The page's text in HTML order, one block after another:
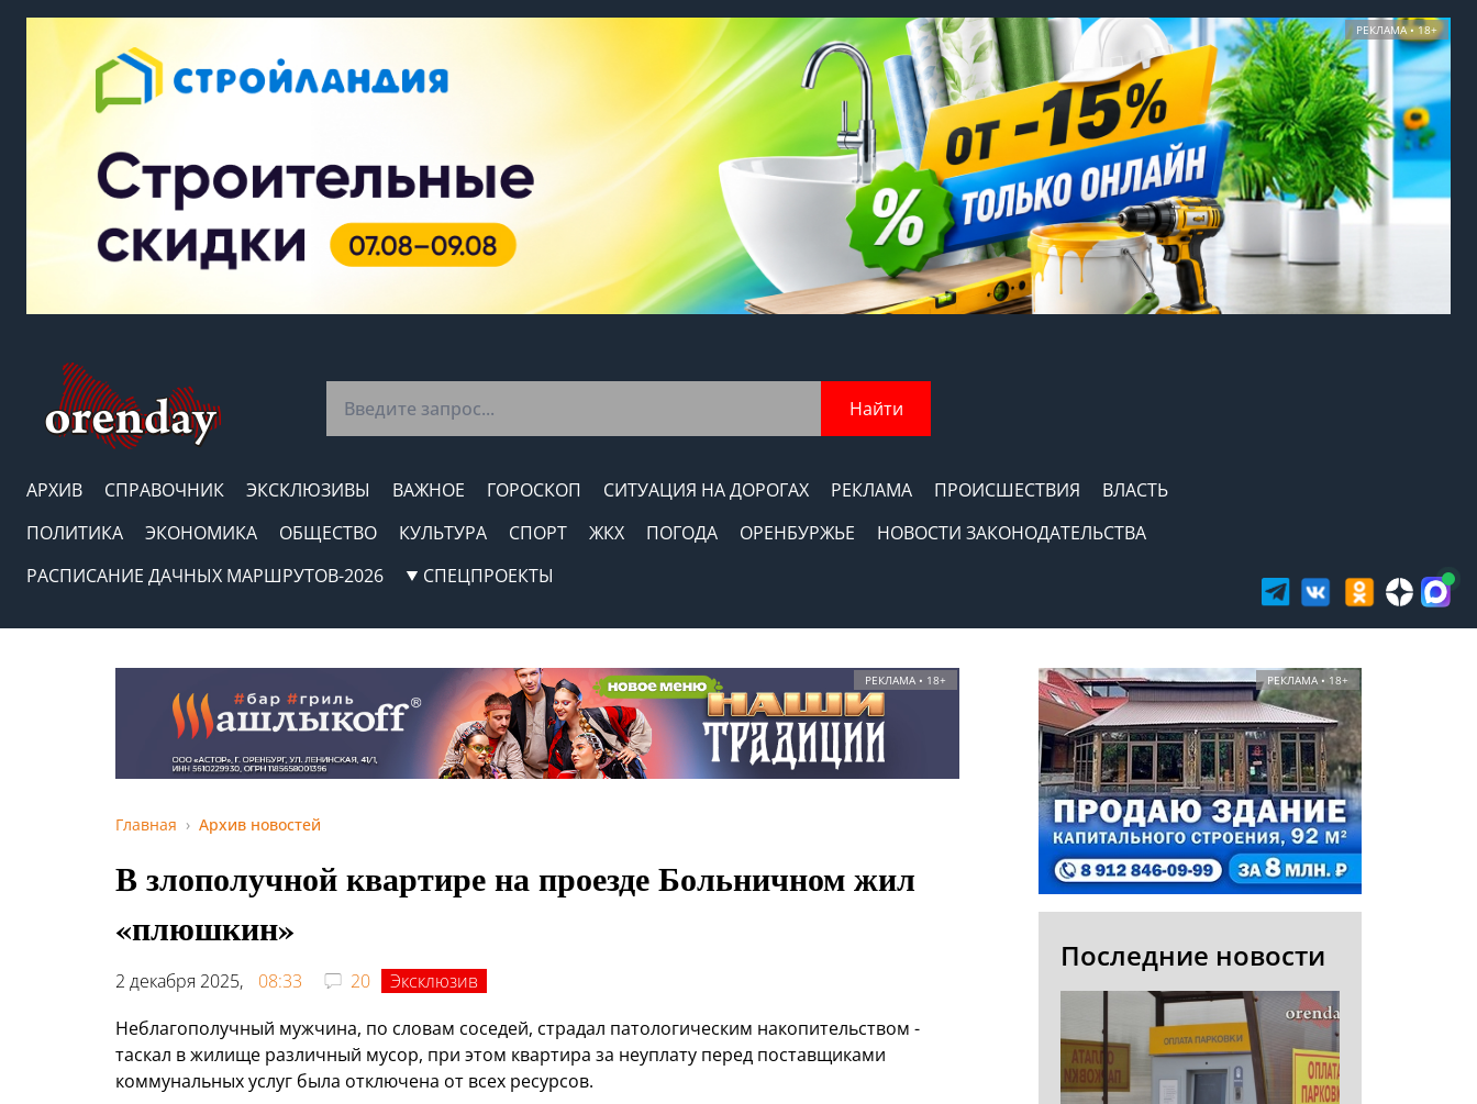
РЕКЛАМА • 18+
Найти
АРХИВ СПРАВОЧНИК ЭКСКЛЮЗИВЫ ВАЖНОЕ ГОРОСКОП СИТУАЦИЯ НА ДОРОГАХ РЕКЛАМА ПРОИСШЕСТВИЯ
ВЛАСТЬ
ПОЛИТИКА
ЭКОНОМИКА ОБЩЕСТВО КУЛЬТУРА СПОРТ ЖКХ ПОГОДА ОРЕНБУРЖЬЕ
НОВОСТИ ЗАКОНОДАТЕЛЬСТВА
РАСПИСАНИЕ ДАЧНЫХ МАРШРУТОВ-2026
СПЕЦПРОЕКТЫ
РЕКЛАМА • 18+
Главная Архив новостей
В злополучной квартире на проезде Больничном жил
«плюшкин»
2 декабря 2025, 08:33 20
Эксклюзив
Неблагополучный мужчина, по словам соседей, страдал патологическим накопительством -
таскал в жилище различный мусор, при этом квартира за неуплату перед поставщиками
коммунальных услуг была отключена от всех ресурсов.
РЕКЛАМА • 18+
Последние новости